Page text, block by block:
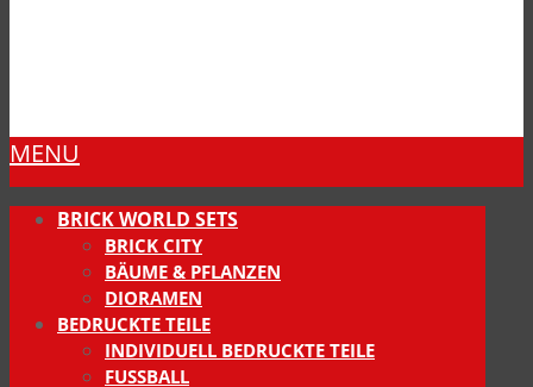
MENU
BRICK WORLD SETS
BRICK CITY
BÄUME & PFLANZEN
DIORAMEN
BEDRUCKTE TEILE
INDIVIDUELL BEDRUCKTE TEILE
FUSSBALL